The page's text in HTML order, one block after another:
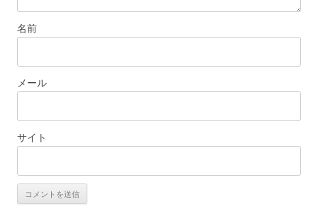
名前
メール
サイト